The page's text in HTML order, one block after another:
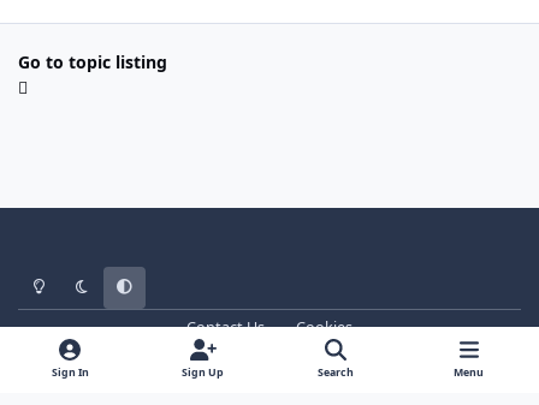
Go to topic listing
Light ModeDark ModeSystem Preference
Contact Us
Cookies
WT - http://www.ebattle.net
Powered byInvision Community
Sign In Sign Up Search Menu